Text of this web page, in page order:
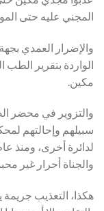
المجني عليه حتى
والإضرار العمدي
الواردة بتقرير
مكين.
والتزوير في محضر
سبيلهم وإحالتهم
والجناة أحرار غير
هكذا، التعذيب